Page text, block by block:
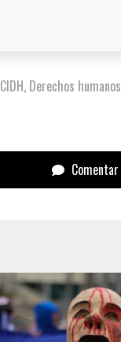
CIDH, Derechos humanos
Comentar